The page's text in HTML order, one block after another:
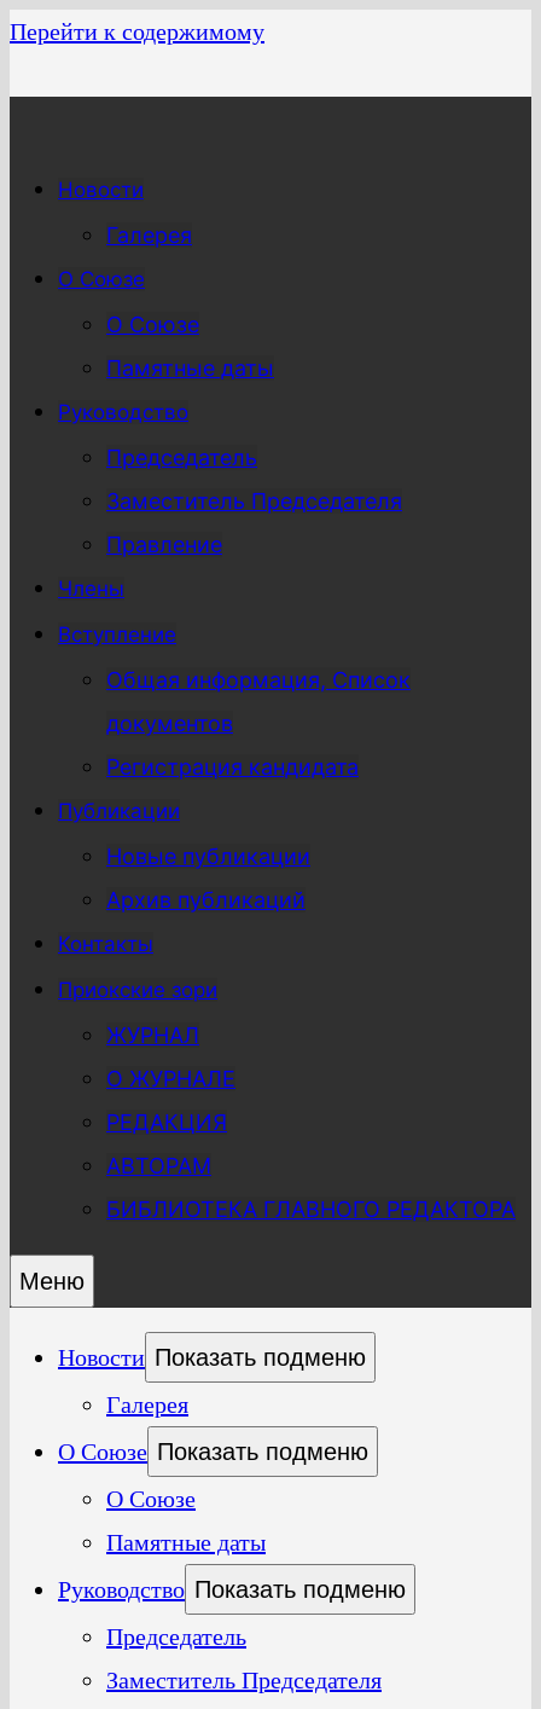
Перейти к содержимому
Новости
Галерея
О Союзе
О Союзе
Памятные даты
Руководство
Председатель
Заместитель Председателя
Правление
Члены
Вступление
Общая информация, Список
документов
Регистрация кандидата
Публикации
Новые публикации
Архив публикаций
Контакты
Приокские зори
ЖУРНАЛ
О ЖУРНАЛЕ
РЕДАКЦИЯ
АВТОРАМ
БИБЛИОТЕКА ГЛАВНОГО РЕДАКТОРА
Меню
Новости Показать подменю
Галерея
О Союзе Показать подменю
О Союзе
Памятные даты
Руководство Показать подменю
Председатель
Заместитель Председателя